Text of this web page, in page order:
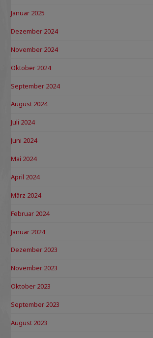
Januar 2025
Dezember 2024
November 2024
Oktober 2024
September 2024
August 2024
Juli 2024
Juni 2024
Mai 2024
April 2024
März 2024
Februar 2024
Januar 2024
Dezember 2023
November 2023
Oktober 2023
September 2023
August 2023